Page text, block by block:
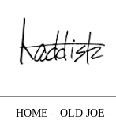
HOME OLD JOE